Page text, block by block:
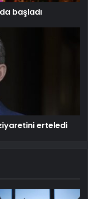
başladı
erteledi